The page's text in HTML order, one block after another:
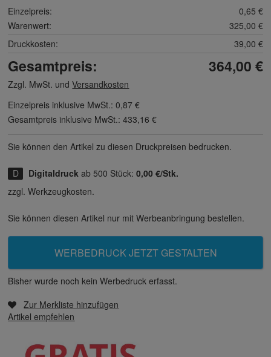
Einzelpreis:
0,65 €
Warenwert:
325,00 €
Druckkosten:
39,00 €
Gesamtpreis: 364,00 €
Zzgl. MwSt. undVersandkosten
Einzelpreis inklusive MwSt.:0,87 €
Gesamtpreis inklusive MwSt.:433,16 €
Sie können den Artikel zu diesen Druck­preisen bedrucken.
Digitaldruck ab 500 Stück:0,00 €/Stk.
zzgl. Werkzeugkosten.
Sie können diesen Artikel nur mit Werbeanbringung bestellen.
WERBEDRUCK JETZT GESTALTEN
Bisher wurde noch kein Werbedruck erfasst.
Zur Merkliste hinzufügen
Artikel empfehlen